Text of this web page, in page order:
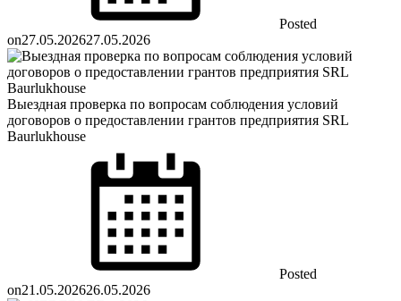
Posted
on27.05.202627.05.2026
Выездная проверка по вопросам соблюдения условий
договоров о предоставлении грантов предприятия SRL
Baurlukhouse
Posted
on21.05.202626.05.2026